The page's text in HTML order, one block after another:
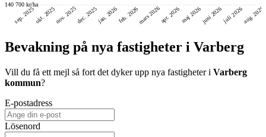
140 700 kr/ha
sep. 2025okt. 2025nov. 2025dec. 2025jan. 2026feb. 2026mars 2026apr. 2026maj 2026juni 2026juli 2026aug. 2026
Bevakning på nya fastigheter i Varberg
Vill du få ett mejl så fort det dyker upp nya fastigheter i Varberg
kommun?
E-postadress
Lösenord